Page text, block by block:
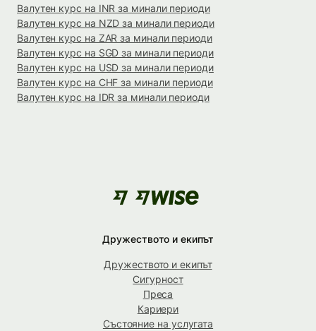
Валутен курс на INR за минали периоди
Валутен курс на NZD за минали периоди
Валутен курс на ZAR за минали периоди
Валутен курс на SGD за минали периоди
Валутен курс на USD за минали периоди
Валутен курс на CHF за минали периоди
Валутен курс на IDR за минали периоди
Дружеството и екипът
Дружеството и екипът
Сигурност
Преса
Кариери
Състояние на услугата